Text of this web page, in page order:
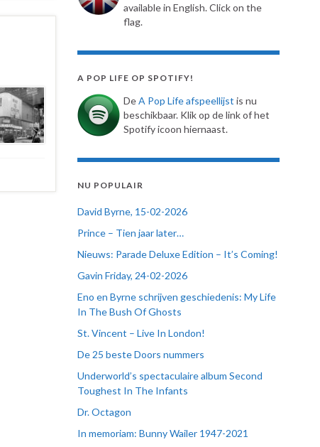
available in English. Click on the
flag.
A POP LIFE OP SPOTIFY!
DeA Pop Life afspeellijst is nu
beschikbaar. Klik op de link of het
Spotify icoon hiernaast.
NU POPULAIR
David Byrne, 15-02-2026
Prince – Tien jaar later…
Nieuws: Parade Deluxe Edition – It’s Coming!
Gavin Friday, 24-02-2026
Eno en Byrne schrijven geschiedenis: My Life
In The Bush Of Ghosts
St. Vincent – Live In London!
De 25 beste Doors nummers
Underworld’s spectaculaire album Second
Toughest In The Infants
Dr. Octagon
In memoriam: Bunny Wailer 1947-2021